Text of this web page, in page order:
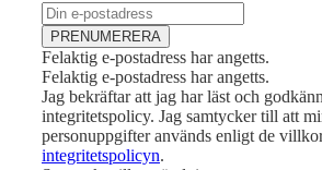
E-post
PRENUMERERA
Felaktig e-postadress har angetts.
Felaktig e-postadress har angetts.
Jag bekräftar att jag har läst och
integritetspolicy. Jag samtycker till att
personuppgifter används enligt de
integritetspolicyn.